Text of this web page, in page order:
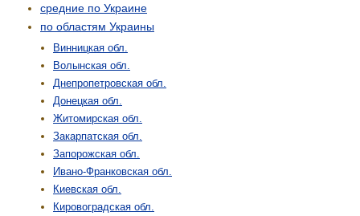
средние по Украине
по областям Украины
Винницкая обл.
Волынская обл.
Днепропетровская обл.
Донецкая обл.
Житомирская обл.
Закарпатская обл.
Запорожская обл.
Ивано-Франковская обл.
Киевская обл.
Кировоградская обл.